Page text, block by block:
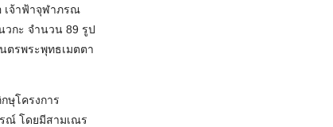
เจ้าฟ้าจุฬาภรณ
กะ จำนวน 89 รูป
ตรพระพุทธเมตตา
ษุโครงการ
ณ์ โดยมีสามเณร